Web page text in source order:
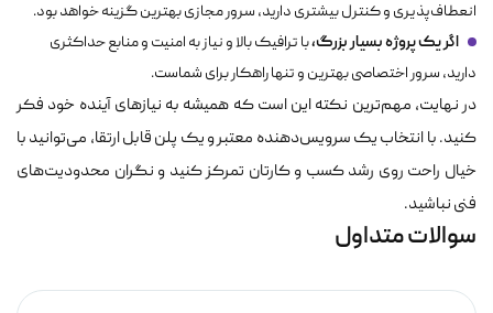
انعطاف‌پذیری و کنترل بیشتری دارید، سرور مجازی بهترین گزینه خواهد بود.
اگر یک پروژه بسیار بزرگ،با ترافیک بالا و نیاز به امنیت و منابع حداکثری
دارید، سرور اختصاصی بهترین و تنها راهکار برای شماست.
در نهایت، مهم‌ترین نکته این است که همیشه به نیازهای آینده خود فکر
کنید. با انتخاب یک سرویس‌دهنده معتبر و یک پلن قابل ارتقا، می‌توانید با
خیال راحت روی رشد کسب و کارتان تمرکز کنید و نگران محدودیت‌های
فنی نباشید.
سوالات متداول